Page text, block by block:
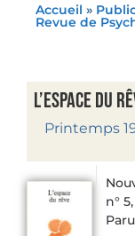
Accueil »
Revue de
L’espace du
Printemps
n°